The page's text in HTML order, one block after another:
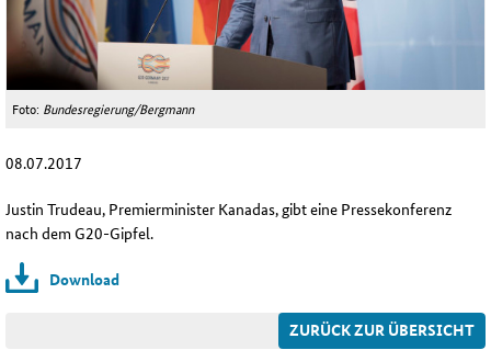
Foto: Bundesregierung/Bergmann
08.07.2017
Justin Trudeau, Premierminister Kanadas, gibt eine Pressekonferenz
nach dem G20-Gipfel.
Download
ZURÜCK ZUR ÜBERSICHT